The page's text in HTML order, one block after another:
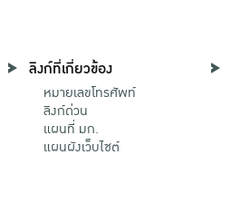
ลิงก์ที่เกี่ยวข้อง
หมายเลขโทรศัพท์
ลิงก์ด่วน
แผนที่ มก.
แผนผังเว็บไซต์